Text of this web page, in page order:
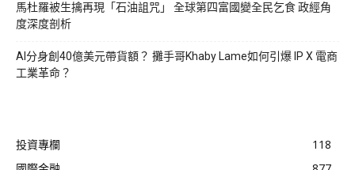
馬杜羅被生擒再現「石油詛咒」 全球第四富國變全民乞食 政經角
度深度剖析
AI分身創40億美元帶貨額？ 攤手哥Khaby Lame如何引爆 IP X 電商
工業革命？
投資專欄
118